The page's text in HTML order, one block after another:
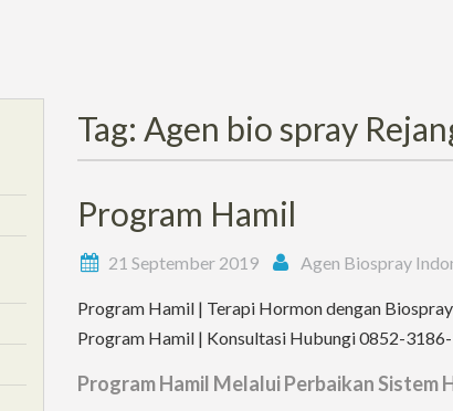
Tag: Agen bio spray
Program Hamil
21 September 2019 Agen Biospray
Program Hamil | Terapi Hormon dengan
Program Hamil | Konsultasi Hubungi 0852-
Program Hamil Melalui Perbaikan Sistem